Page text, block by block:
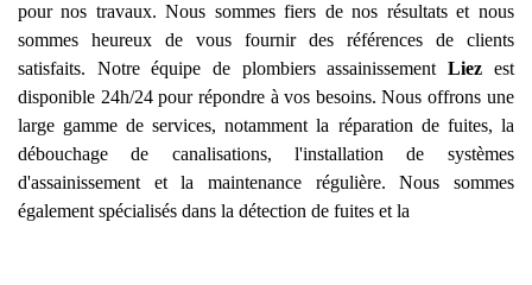
pour nos travaux. Nous sommes fiers de nos résultats et nous
sommes heureux de vous fournir des références de clients
satisfaits. Notre équipe de plombiers assainissementLiez est
disponible 24h/24 pour répondre à vos besoins. Nous offrons une
large gamme de services, notamment la réparation de fuites, la
débouchage de canalisations, l'installation de systèmes
d'assainissement et la maintenance régulière. Nous sommes
également spécialisés dans la détection de fuites et la